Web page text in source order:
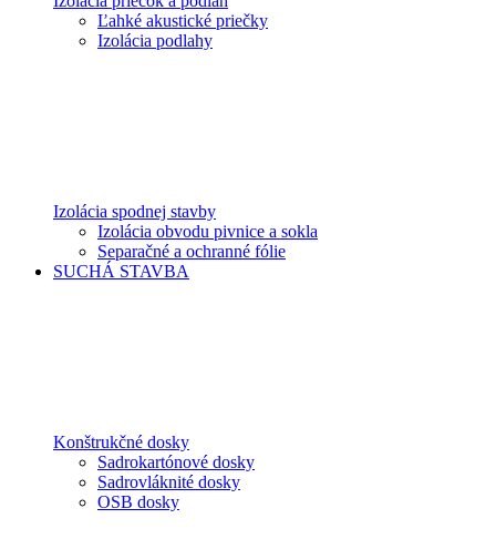
Ľahké akustické priečky
Izolácia podlahy
Izolácia spodnej stavby
Izolácia obvodu pivnice a sokla
Separačné a ochranné fólie
SUCHÁ STAVBA
Konštrukčné dosky
Sadrokartónové dosky
Sadrovláknité dosky
OSB dosky